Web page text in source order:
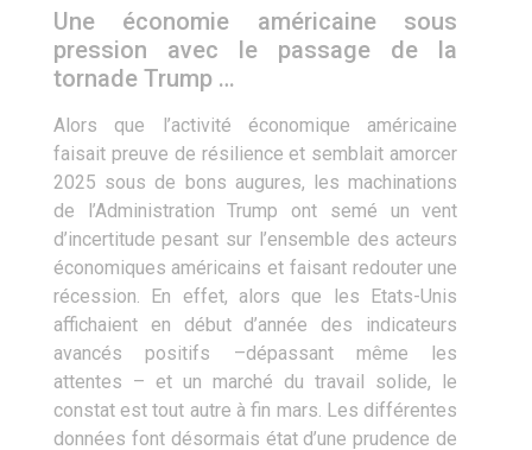
Une économie américaine sous
pression avec le passage de la
tornade Trump …
Alors que l’activité économique américaine
faisait preuve de résilience et semblait amorcer
2025 sous de bons augures, les machinations
de l’Administration Trump ont semé un vent
d’incertitude pesant sur l’ensemble des acteurs
économiques américains et faisant redouter une
récession. En effet, alors que les Etats-Unis
affichaient en début d’année des indicateurs
avancés positifs –dépassant même les
attentes – et un marché du travail solide, le
constat est tout autre à fin mars. Les différentes
données font désormais état d’une prudence de